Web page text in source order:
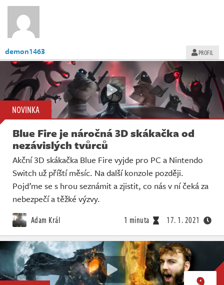
demon1463 PROFIL
NOVINKA
Blue Fire je náročná 3D skákačka od
nezávislých tvůrců
Akční 3D skákačka Blue Fire vyjde pro PC a Nintendo
Switch už příští měsíc. Na další konzole později.
Pojďme se s hrou seznámit a zjistit, co nás v ní čeká za
nebezpečí a těžké výzvy.
Adam Král 1 minuta 17. 1. 2021
9